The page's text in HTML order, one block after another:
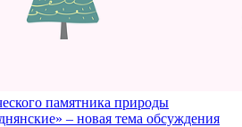
памятника природы
– новая тема обсуждения